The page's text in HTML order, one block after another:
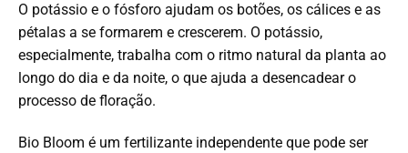
O potássio e o fósforo ajudam os botões, os cálices e as
pétalas a se formarem e crescerem. O potássio,
especialmente, trabalha com o ritmo natural da planta ao
longo do dia e da noite, o que ajuda a desencadear o
processo de floração.
Bio Bloom é um fertilizante independente que pode ser